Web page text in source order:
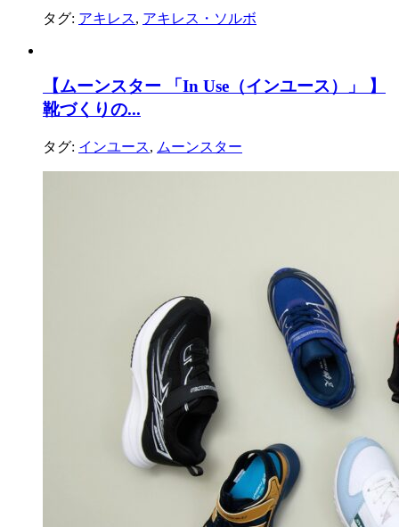
タグ: アキレス, アキレス・ソルボ
【ムーンスター 「In Use（インユース）」 】
靴づくりの...
タグ: インユース, ムーンスター